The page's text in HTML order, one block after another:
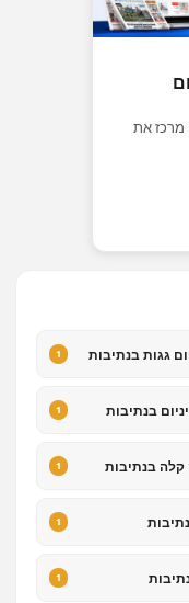
מרכז את
גגות בנתיבות 1
בנתיבות 1
קלה בנתיבות 1
1
1